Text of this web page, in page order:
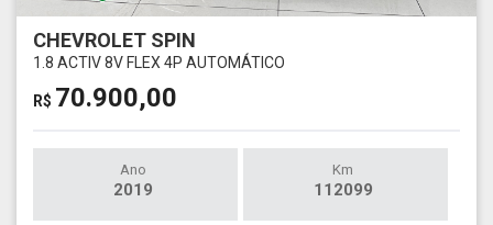
CHEVROLET SPIN
1.8 ACTIV 8V FLEX 4P AUTOMÁTICO
R$ 70.900,00
Ano
2019
Km
112099